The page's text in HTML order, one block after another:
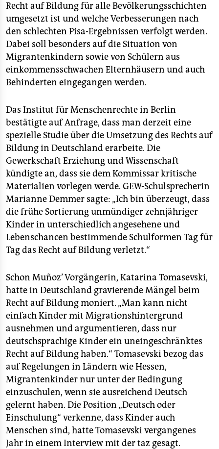
Recht auf Bildung für alle Bevölkerungsschichten
umgesetzt ist und welche Verbesserungen nach
den schlechten Pisa-Ergebnissen verfolgt werden.
Dabei soll besonders auf die Situation von
Migrantenkindern sowie von Schülern aus
einkommensschwachen Elternhäusern und auch
Behinderten eingegangen werden.
Das Institut für Menschenrechte in Berlin
bestätigte auf Anfrage, dass man derzeit eine
spezielle Studie über die Umsetzung des Rechts auf
Bildung in Deutschland erarbeite. Die
Gewerkschaft Erziehung und Wissenschaft
kündigte an, dass sie dem Kommissar kritische
Materialien vorlegen werde. GEW-Schulsprecherin
Marianne Demmer sagte: „Ich bin überzeugt, dass
die frühe Sortierung unmündiger zehnjähriger
Kinder in unterschiedlich angesehene und
Lebenschancen bestimmende Schulformen Tag für
Tag das Recht auf Bildung verletzt.“
Schon Muñoz’ Vorgängerin, Katarina Tomasevski,
hatte in Deutschland gravierende Mängel beim
Recht auf Bildung moniert. „Man kann nicht
einfach Kinder mit Migrationshintergrund
ausnehmen und argumentieren, dass nur
deutschsprachige Kinder ein uneingeschränktes
Recht auf Bildung haben.“ Tomasevski bezog das
auf Regelungen in Ländern wie Hessen,
Migrantenkinder nur unter der Bedingung
einzuschulen, wenn sie ausreichend Deutsch
gelernt haben. Die Position „Deutsch oder
Einschulung“ verkenne, dass Kinder auch
Menschen sind, hatte Tomasevski vergangenes
Jahr in einem Interview mit der taz gesagt.